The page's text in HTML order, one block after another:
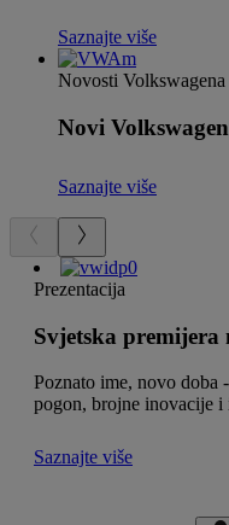
Saznajte više
Novosti Volkswagena
Novi
Saznajte više
Prezentacija
Svjetska premijera
Poznato ime, novo doba
pogon, brojne inovacije
Saznajte više